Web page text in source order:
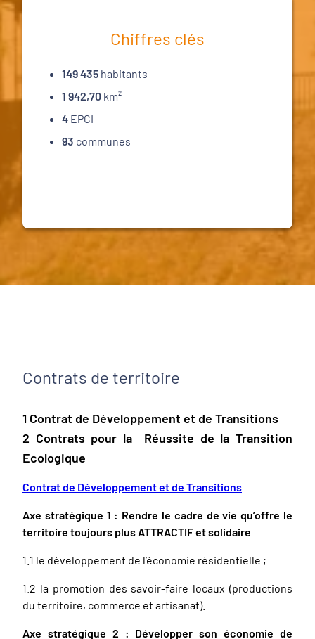
Chiffres clés
149 435 habitants
1 942,70 km²
4 EPCI
93 communes
Contrats de territoire
1 Contrat de Développement et de Transitions
2 Contrats pour la Réussite de la Transition
Ecologique
Contrat de Développement et de Transitions
Axe stratégique 1 : Rendre le cadre de vie qu’offre le
territoire toujours plus ATTRACTIF et solidaire
1.1 le développement de l’économie résidentielle ;
1.2 la promotion des savoir-faire locaux (productions
du territoire, commerce et artisanat).
Axe stratégique 2 : Développer son économie de